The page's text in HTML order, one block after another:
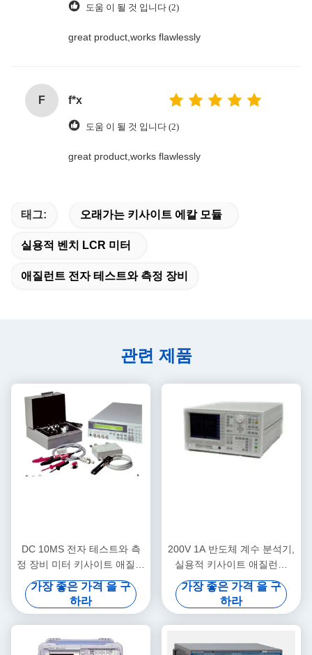
도움 이 될 것 입니다 (2)
great product,works flawlessly
F f*x
도움 이 될 것 입니다 (2)
great product,works flawlessly
태그: 오래가는 키사이트 에칼 모듈
실용적 벤치 LCR 미터
애질런트 전자 테스트와 측정 장비
관련 제품
DC 10MS 전자 테스트와 측
정 장비 미터 키사이트 애질런
트 4339B
가장 좋은 가격 을 구
하라
200V 1A 반도체 계수 분석기,
실용적 키사이트 애질런트
4155C
가장 좋은 가격 을 구
하라